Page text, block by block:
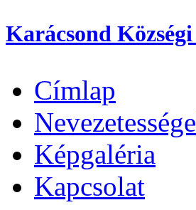
Karácsond
Címlap
Képgaléria
Kapcsolat